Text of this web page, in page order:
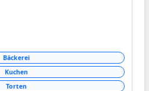
Bäckerei
Kuchen
Torten